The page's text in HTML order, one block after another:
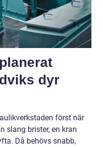
dyr
först när
slang brister, en kran
Då behövs snabb,